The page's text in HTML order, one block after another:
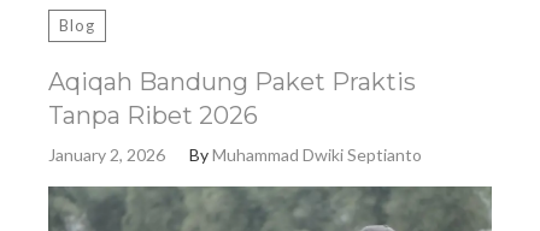
Blog
Aqiqah Bandung Paket Praktis
Tanpa Ribet 2026
January 2, 2026 ByMuhammad Dwiki Septianto